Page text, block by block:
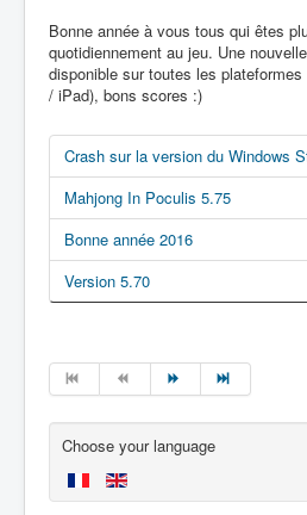
Bonne année à vous tous qui êtes
quotidiennement au jeu. Une
disponible sur toutes les
/ iPad), bons scores :)
Crash sur la version du Windows
Mahjong In Poculis 5.75
Bonne année 2016
Version 5.70
Choose your language